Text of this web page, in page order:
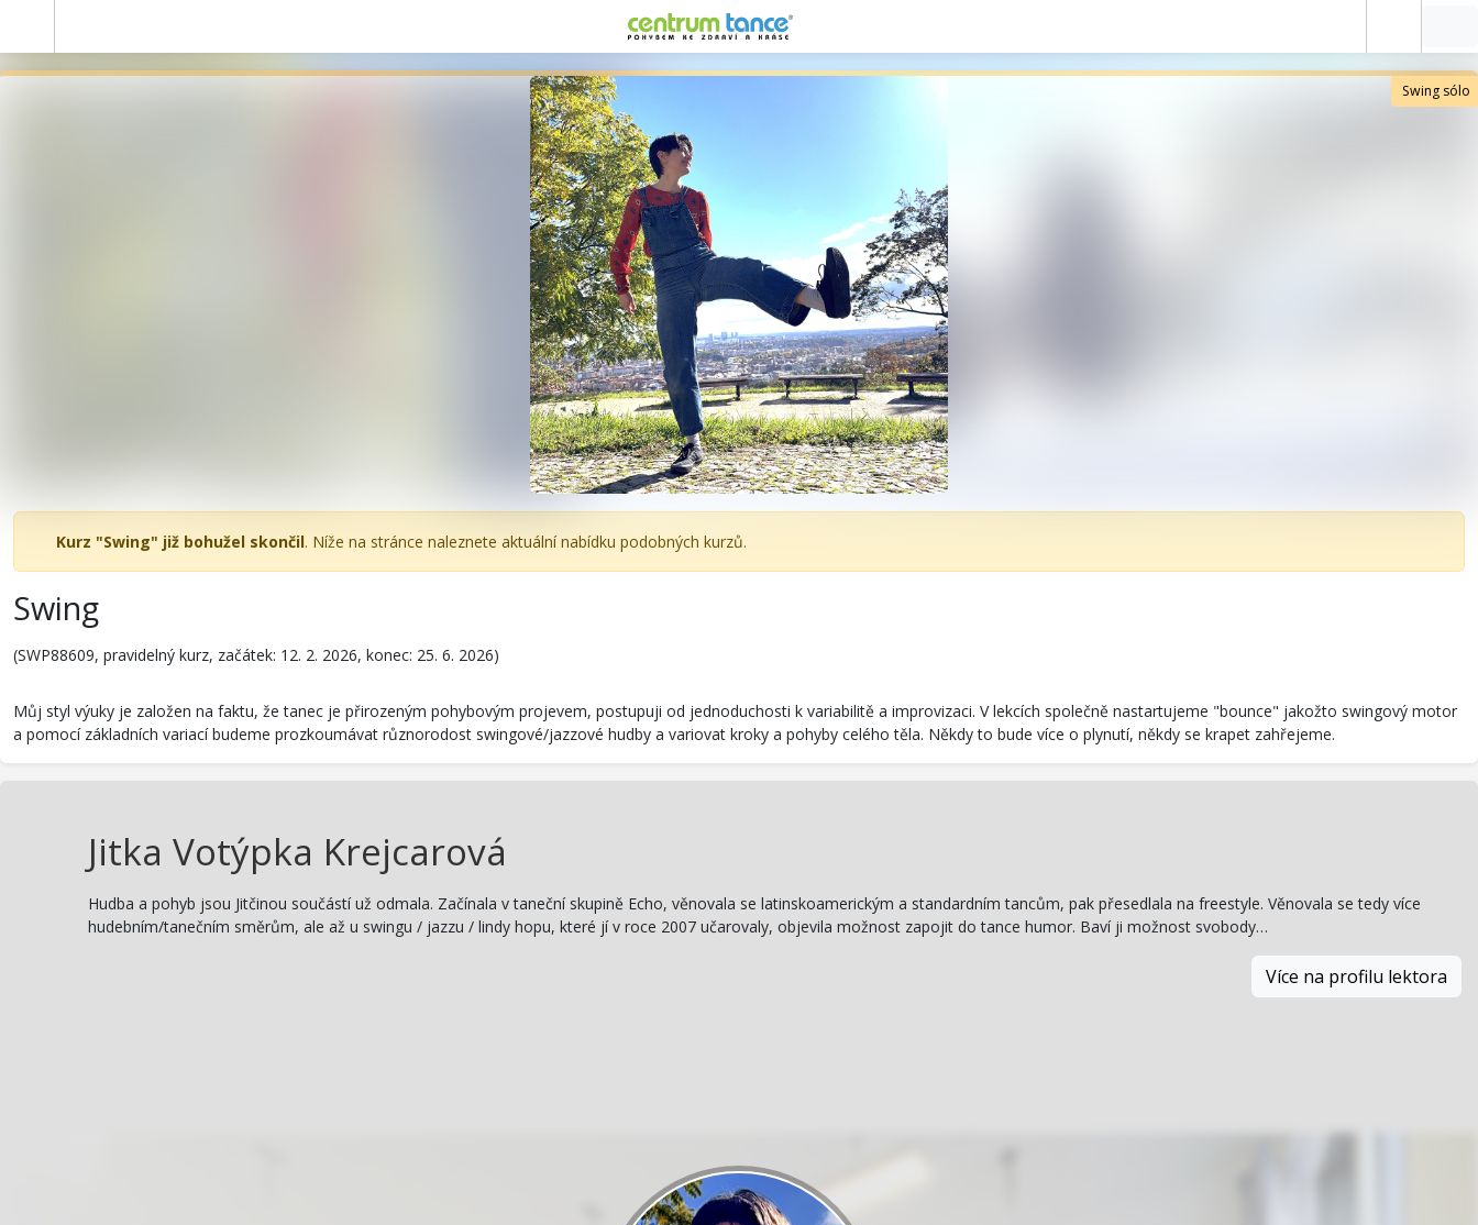
Swing sólo
Kurz "Swing" již bohužel skončil. Níže na stránce naleznete aktuální nabídku podobných kurzů.
Swing
(SWP88609, pravidelný kurz, začátek: 12. 2. 2026, konec: 25. 6. 2026)
Můj styl výuky je založen na faktu, že tanec je přirozeným pohybovým projevem, postupuji od jednoduchosti k variabilitě a improvizaci. V lekcích společně nastartujeme "bounce" jakožto swingový motor
a pomocí základních variací budeme prozkoumávat různorodost swingové/jazzové hudby a variovat kroky a pohyby celého těla. Někdy to bude více o plynutí, někdy se krapet zahřejeme.
Jitka Votýpka Krejcarová
Hudba a pohyb jsou Jitčinou součástí už odmala. Začínala v taneční skupině Echo, věnovala se latinskoamerickým a standardním tancům, pak přesedlala na freestyle. Věnovala se tedy více
hudebním/tanečním směrům, ale až u swingu / jazzu / lindy hopu, které jí v roce 2007 učarovaly, objevila možnost zapojit do tance humor. Baví ji možnost svobody…
Více na profilu lektora